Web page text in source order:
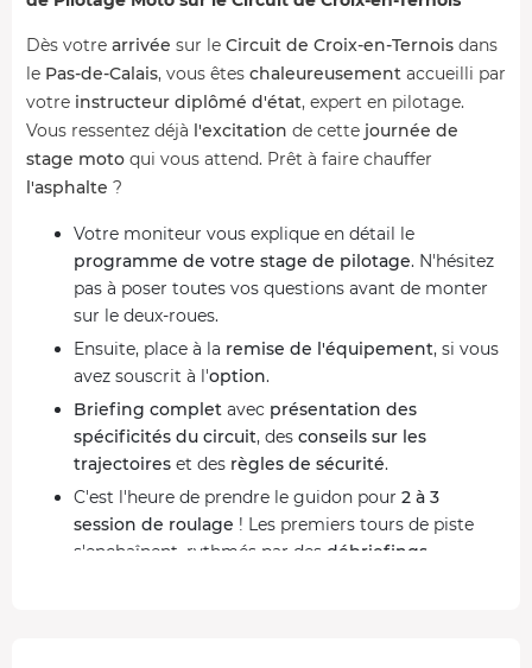
Dès votre arrivée sur le Circuit de Croix-en-Ternois dans
le Pas-de-Calais, vous êtes chaleureusement accueilli par
votre instructeur diplômé d'état, expert en pilotage.
Vous ressentez déjà l'excitation de cette journée de
stage moto qui vous attend. Prêt à faire chauffer
l'asphalte ?
Votre moniteur vous explique en détail le
programme de votre stage de pilotage. N'hésitez
pas à poser toutes vos questions avant de monter
sur le deux-roues.
Ensuite, place à la remise de l'équipement, si vous
avez souscrit à l'option.
Briefing complet avec présentation des
spécificités du circuit, des conseils sur les
trajectoires et des règles de sécurité.
C'est l'heure de prendre le guidon pour 2 à 3
session de roulage ! Les premiers tours de piste
s'enchaînent, rythmés par des débriefings